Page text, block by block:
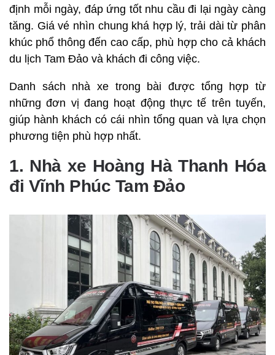
định mỗi ngày, đáp ứng tốt nhu cầu đi lại ngày càng
tăng. Giá vé nhìn chung khá hợp lý, trải dài từ phân
khúc phổ thông đến cao cấp, phù hợp cho cả khách
du lịch Tam Đảo và khách đi công việc.
Danh sách nhà xe trong bài được tổng hợp từ
những đơn vị đang hoạt động thực tế trên tuyến,
giúp hành khách có cái nhìn tổng quan và lựa chọn
phương tiện phù hợp nhất.
1. Nhà xe Hoàng Hà Thanh Hóa
đi Vĩnh Phúc Tam Đảo